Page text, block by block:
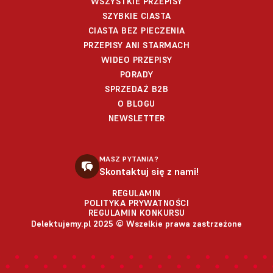
SZYBKIE CIASTA
CIASTA BEZ PIECZENIA
PRZEPISY ANI STARMACH
WIDEO PRZEPISY
PORADY
SPRZEDAŻ B2B
O BLOGU
NEWSLETTER
MASZ PYTANIA?
Skontaktuj się z nami!
REGULAMIN
POLITYKA PRYWATNOŚCI
REGULAMIN KONKURSU
Delektujemy.pl 2025 © Wszelkie prawa zastrzeżone